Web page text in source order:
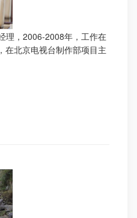
理，2006-2008年，工作在
在北京电视台制作部项目主